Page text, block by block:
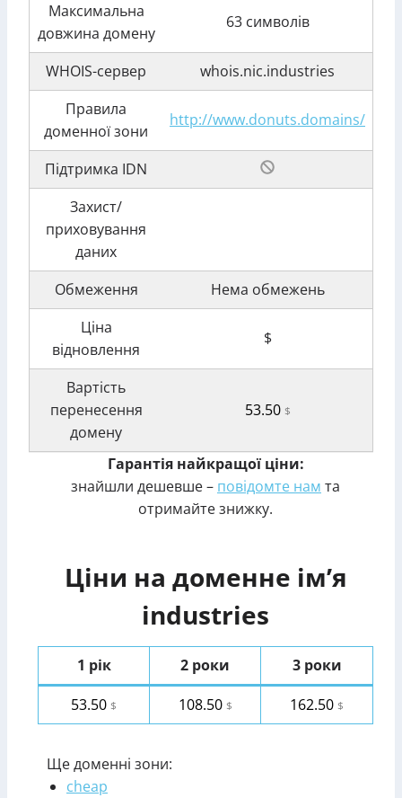
Максимальна
довжина домену
63 символів
WHOIS-сервер
whois.nic.industries
Правила
доменної зони
http://www.donuts.domains/
Підтримка IDN
Захист/
приховування
даних
Обмеження
Нема обмежень
Ціна
відновлення
$
Вартість
перенесення
домену
53.50 $
Гарантія найкращої ціни:
знайшли дешевше – повідомте нам та
отримайте знижку.
Ціни на доменне ім’я
industries
1 рік 2 роки
3 роки
53.50 $ 108.50 $ 162.50 $
Ще доменні зони:
cheap